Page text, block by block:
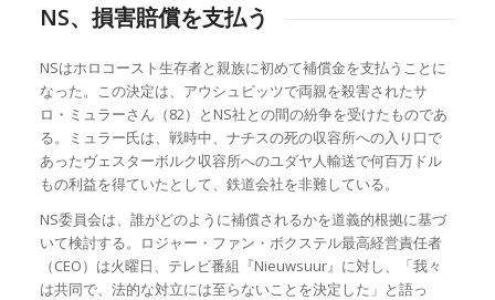
NS、損害賠償を支払う
NSはホロコースト生存者と親族に初めて補償金を支払うことに
なった。この決定は、アウシュビッツで両親を殺害されたサ
ロ・ミュラーさん（82）とNS社との間の紛争を受けたものであ
る。ミュラー氏は、戦時中、ナチスの死の収容所への入り口で
あったヴェスターボルク収容所へのユダヤ人輸送で何百万ドル
もの利益を得ていたとして、鉄道会社を非難している。
NS委員会は、誰がどのように補償されるかを道義的根拠に基づ
いて検討する。ロジャー・ファン・ボクステル最高経営責任者
（CEO）は火曜日、テレビ番組『Nieuwsuur』に対し、「我々
は共同で、法的な対立には至らないことを決定した」と語っ